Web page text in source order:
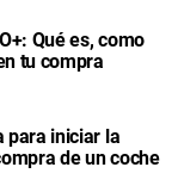
Qué es, como
tu compra
para iniciar la
de un coche